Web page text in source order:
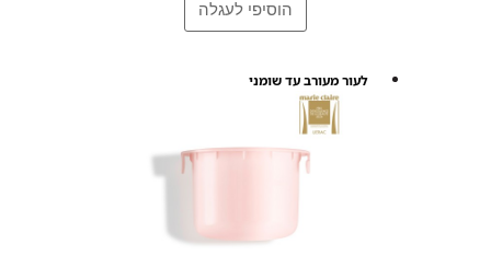
לעור מעורב עד שומני